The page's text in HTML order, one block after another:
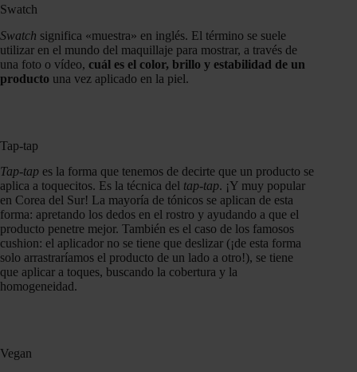
Swatch
Swatch significa «muestra» en inglés. El término se suele
utilizar en el mundo del maquillaje para mostrar, a través de
una foto o vídeo, cuál es el color, brillo y estabilidad de un
producto una vez aplicado en la piel.
Tap-tap
Tap-tap es la forma que tenemos de decirte que un producto se
aplica a toquecitos. Es la técnica del tap-tap. ¡Y muy popular
en Corea del Sur! La mayoría de tónicos se aplican de esta
forma: apretando los dedos en el rostro y ayudando a que el
producto penetre mejor. También es el caso de los famosos
cushion: el aplicador no se tiene que deslizar (¡de esta forma
solo arrastraríamos el producto de un lado a otro!), se tiene
que aplicar a toques, buscando la cobertura y la
homogeneidad.
Vegan